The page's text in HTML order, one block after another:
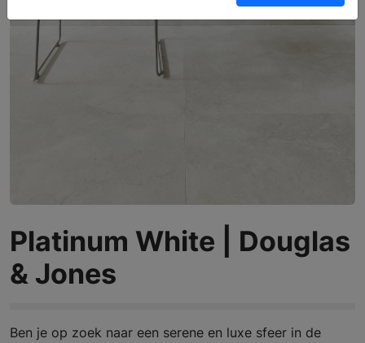
Platinum White | Douglas
& Jones
Ben je op zoek naar een serene en luxe sfeer in de